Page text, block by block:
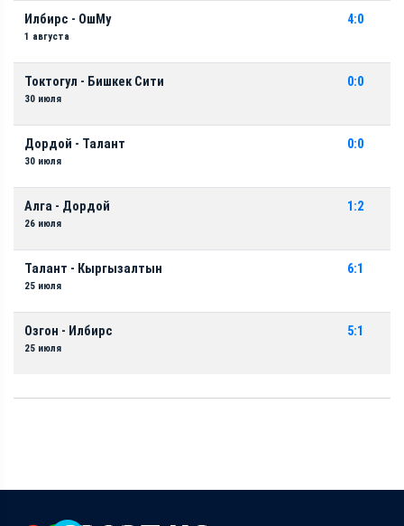
Илбирс - ОшМу
1 августа
4:0
Токтогул - Бишкек Сити
30 июля
0:0
Дордой - Талант
30 июля
0:0
Алга - Дордой
26 июля
1:2
Талант - Кыргызалтын
25 июля
6:1
Озгон - Илбирс
25 июля
5:1